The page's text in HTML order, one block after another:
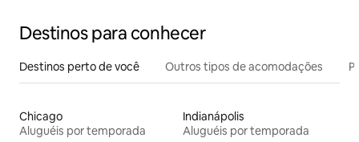
Destinos para conhecer
Destinos perto de você Outros tipos de acomodações
Chicago
Aluguéis por temporada
Indianápolis
Aluguéis por temporada